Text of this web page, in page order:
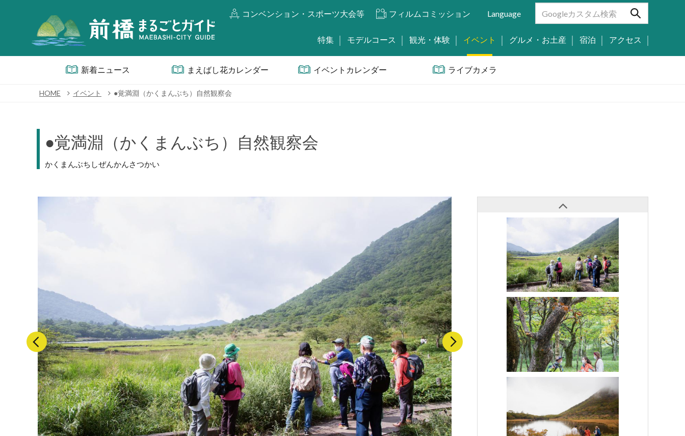
コンベンション・スポーツ大会等 フィルムコミッション Language
特集 モデルコース 観光・体験 イベント グルメ・お土産 宿泊 アクセス
新着ニュース まえばし花カレンダー イベントカレンダー ライブカメラ
HOME イベント ●覚満淵（かくまんぶち）自然観察会
●覚満淵（かくまんぶち）自然観察会
かくまんぶちしぜんかんさつかい